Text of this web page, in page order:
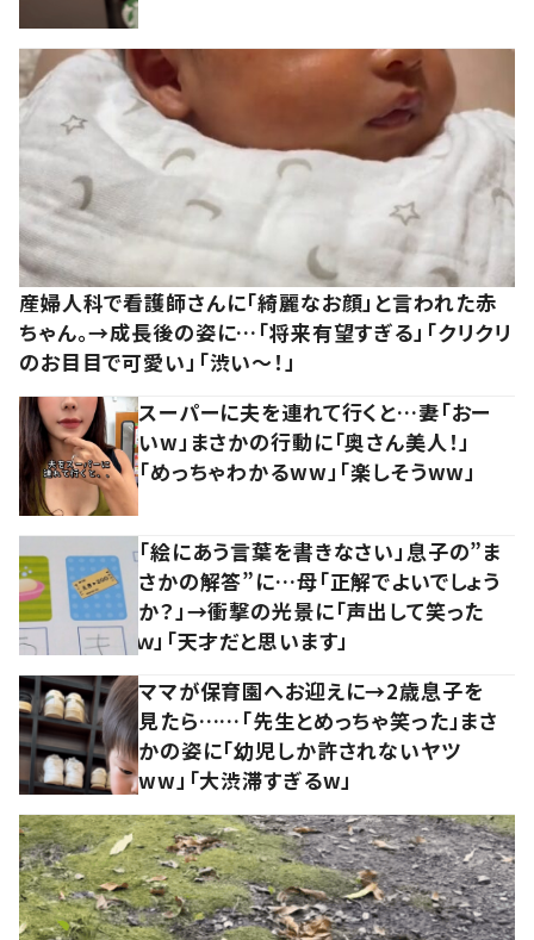
産婦人科で看護師さんに「綺麗なお顔」と言われた赤
ちゃん。→成長後の姿に…「将来有望すぎる」「クリクリ
のお目目で可愛い」「渋い～！」
スーパーに夫を連れて行くと…妻「おー
いw」まさかの行動に「奥さん美人！」
「めっちゃわかるww」「楽しそうww」
「絵にあう言葉を書きなさい」息子の”ま
さかの解答”に…母「正解でよいでしょう
か？」→衝撃の光景に「声出して笑った
ｗ」「天才だと思います」
ママが保育園へお迎えに→2歳息子を
見たら……「先生とめっちゃ笑った」まさ
かの姿に「幼児しか許されないヤツ
ww」「大渋滞すぎるw」